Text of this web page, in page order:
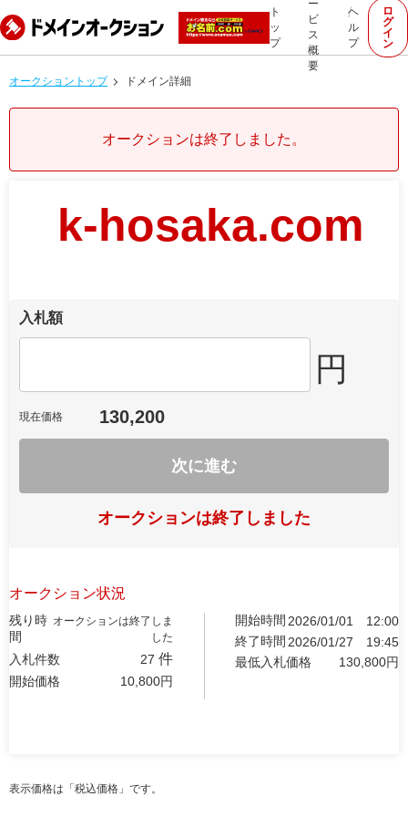
ト
ッ
プ
ー
ビ
ス
概
要
ヘ
ル
プ
ロ
グ
イ
ン
オークショントップ ドメイン詳細
オークションは終了しました。
k-hosaka.com
入札額
円
現在価格 130,200
次に進む
オークションは終了しました
オークション状況
残り時
間
オークションは終了しま
した
入札件数 27 件
開始価格 10,800円
開始時間 2026/01/01
12:00
終了時間 2026/01/27
19:45
最低入札価格
130,800円
表示価格は「税込価格」です。